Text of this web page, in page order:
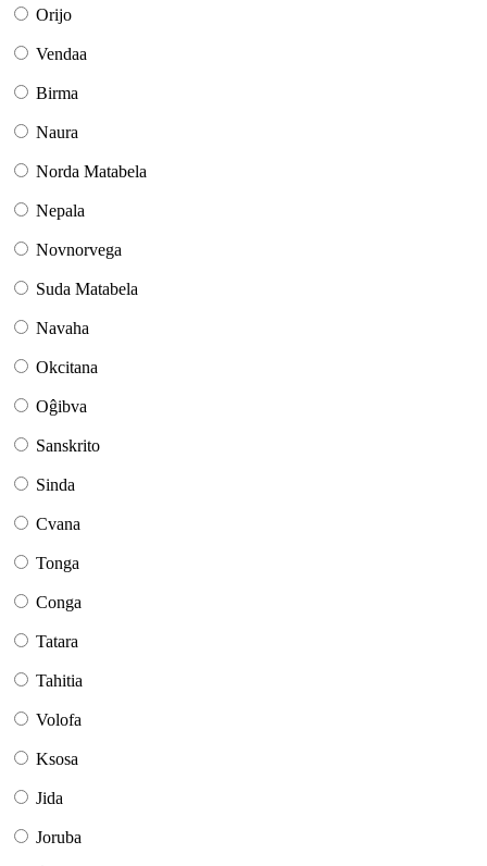
Orijo
Vendaa
Birma
Naura
Norda Matabela
Nepala
Novnorvega
Suda Matabela
Navaha
Okcitana
Oĝibva
Sanskrito
Sinda
Cvana
Tonga
Conga
Tatara
Tahitia
Volofa
Ksosa
Jida
Joruba